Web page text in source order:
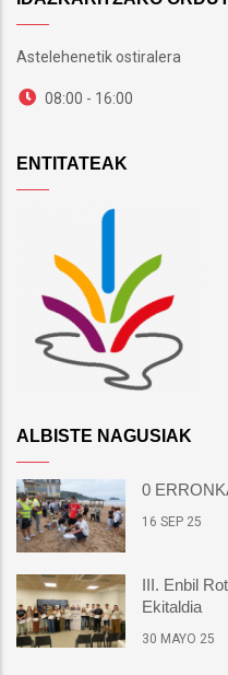
Astelehenetik ostiralera
08:00 - 16:00
ENTITATEAK
ALBISTE NAGUSIAK
0
16 SEP 25
III. Enbil
Ekitaldia
30 MAYO 25